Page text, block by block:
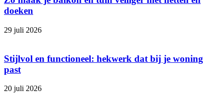
doeken
29 juli 2026
Stijlvol en functioneel: hekwerk dat bij je woning
past
20 juli 2026